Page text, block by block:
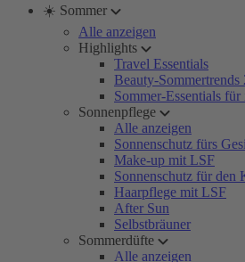
☀️ Sommer
Alle anzeigen
Highlights
Travel Essentials
Beauty-Sommertrends
Sommer-Essentials für
Sonnenpflege
Alle anzeigen
Sonnenschutz fürs
Make-up mit LSF
Sonnenschutz für den
Haarpflege mit LSF
After Sun
Selbstbräuner
Sommerdüfte
Alle anzeigen